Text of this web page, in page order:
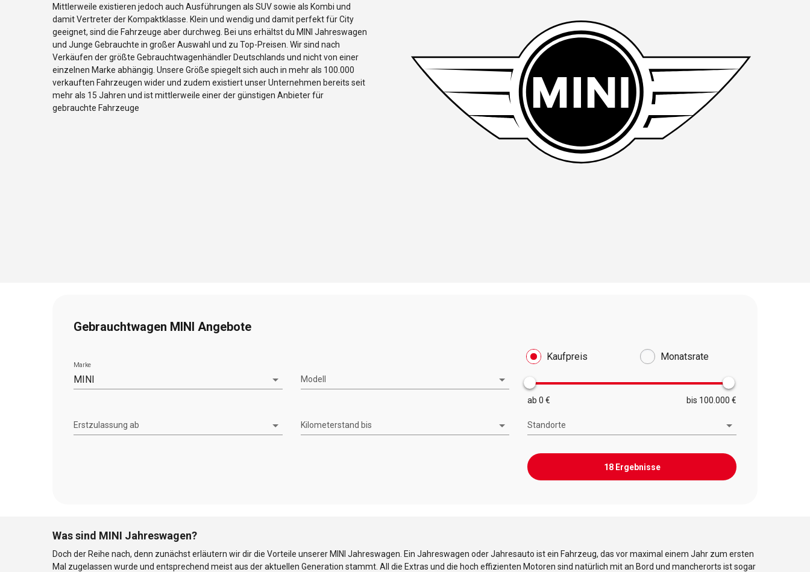
Mittlerweile existieren jedoch auch Ausführungen als SUV sowie als Kombi und
damit Vertreter der Kompaktklasse. Klein und wendig und damit perfekt für City
geeignet, sind die Fahrzeuge aber durchweg. Bei uns erhältst du MINI Jahreswagen
und Junge Gebrauchte in großer Auswahl und zu Top-Preisen. Wir sind nach
Verkäufen der größte Gebrauchtwagenhändler Deutschlands und nicht von einer
einzelnen Marke abhängig. Unsere Größe spiegelt sich auch in mehr als 100.000
verkauften Fahrzeugen wider und zudem existiert unser Unternehmen bereits seit
mehr als 15 Jahren und ist mittlerweile einer der günstigen Anbieter für
gebrauchte Fahrzeuge
Gebrauchtwagen MINI Angebote
Marke
MINI Modell
Kaufpreis Monatsrate
ab 0 € bis 100.000 €
Erstzulassung ab Kilometerstand bis Standorte
18 Ergebnisse
Was sind MINI Jahreswagen?
Doch der Reihe nach, denn zunächst erläutern wir dir die Vorteile unserer MINI Jahreswagen. Ein Jahreswagen oder Jahresauto ist ein Fahrzeug, das vor maximal einem Jahr zum ersten
Mal zugelassen wurde und entsprechend meist aus der aktuellen Generation stammt. All die Extras und die hoch effizienten Motoren sind natürlich mit an Bord und mancherorts ist sogar